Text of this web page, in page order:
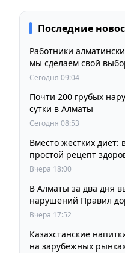
Последние
Работники
мы сделаем свой
Сегодня 09:04
Почти 200 грубых
сутки в Алматы
Сегодня 08:53
Вместо жестких
Вчера 18:00
В Алматы за два дня
нарушений Правил
Вчера 17:52
Казахстанские
на зарубежных